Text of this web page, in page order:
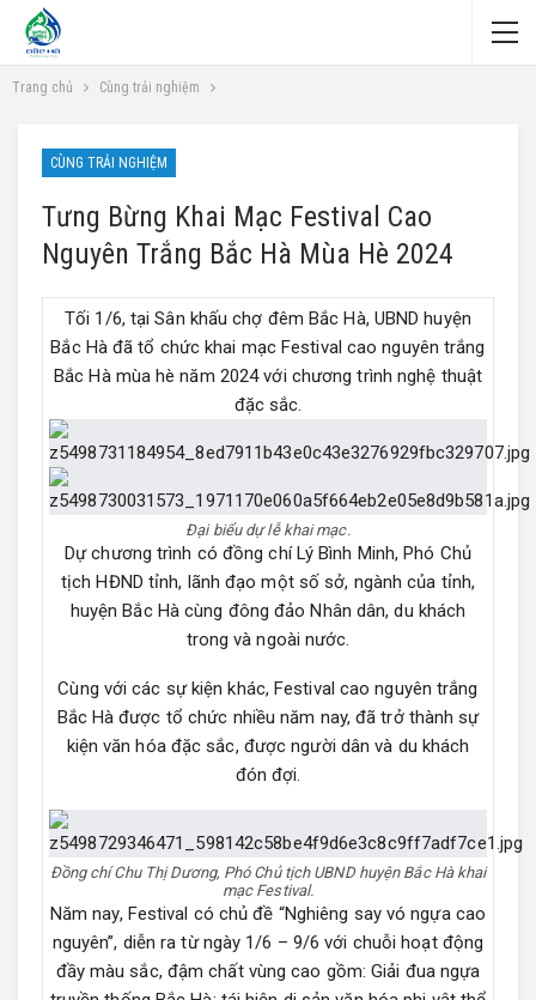
Trang chủ Cùng trải nghiệm
CÙNG TRẢI NGHIỆM
Tưng Bừng Khai Mạc Festival Cao
Nguyên Trắng Bắc Hà Mùa Hè 2024
Tối 1/6, tại Sân khấu chợ đêm Bắc Hà, UBND huyện
Bắc Hà đã tổ chức khai mạc Festival cao nguyên trắng
Bắc Hà mùa hè năm 2024 với chương trình nghệ thuật
đặc sắc.
Đại biểu dự lễ khai mạc.
Dự chương trình có đồng chí Lý‎ Bình Minh, Phó Chủ
tịch HĐND tỉnh, lãnh đạo một số sở, ngành của tỉnh,
huyện Bắc Hà cùng đông đảo Nhân dân, du khách
trong và ngoài nước.
Cùng với các sự kiện khác, Festival cao nguyên trắng
Bắc Hà được tổ chức nhiều năm nay, đã trở thành sự
kiện văn hóa đặc sắc, được người dân và du khách
đón đợi.
Đồng chí Chu Thị Dương, Phó Chủ tịch UBND huyện Bắc Hà khai
mạc Festival.
Năm nay, Festival có chủ đề “Nghiêng say vó ngựa cao
nguyên”, diễn ra từ ngày 1/6 – 9/6 với chuỗi hoạt động
đầy màu sắc, đậm chất vùng cao gồm: Giải đua ngựa